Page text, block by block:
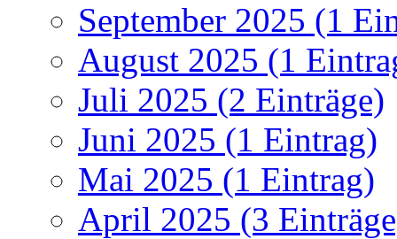
September 2025 (1
August 2025 (1
Juli 2025 (2 Einträge)
Juni 2025 (1 Eintrag)
Mai 2025 (1 Eintrag)
April 2025 (3